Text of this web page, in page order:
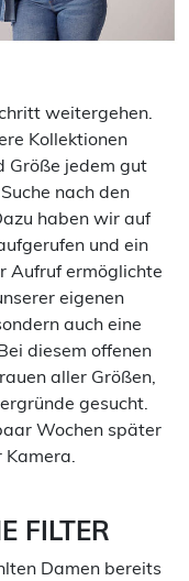
weitergehen.
Kollektionen
Größe jedem gut
nach den
haben wir auf
und ein
Aufruf ermöglichte
eigenen
auch eine
diesem offenen
aller Größen,
gesucht.
Wochen später
FILTER
Damen bereits